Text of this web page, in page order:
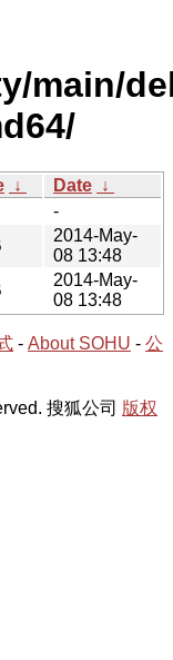
main/
↓ Date ↓
-
2014-May-
08 13:48
2014-May-
08 13:48
- About SOHU - 公
搜狐公司 版权